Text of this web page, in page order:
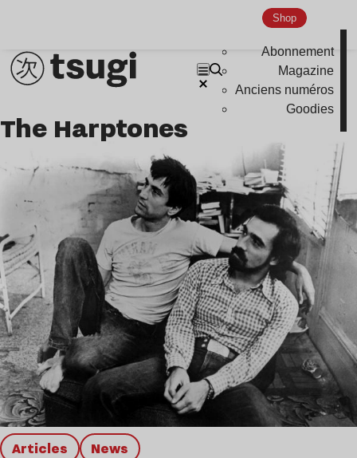
Shop
Abonnement
Magazine
Anciens numéros
Goodies
The Harptones
Articles news